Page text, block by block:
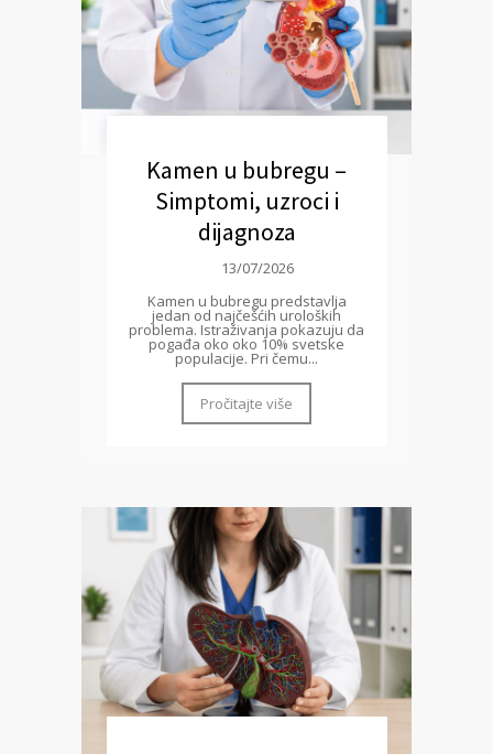
Kamen u bubregu –
Simptomi, uzroci i
dijagnoza
13/07/2026
Kamen u bubregu predstavlja
jedan od najčešćih uroloških
problema. Istraživanja pokazuju da
pogađa oko oko 10% svetske
populacije. Pri čemu...
Pročitajte više